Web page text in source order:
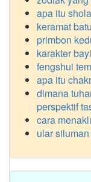
apa itu
keramat
primbon
karakter
fengshui
apa itu
dimana
perspektif
cara
ular